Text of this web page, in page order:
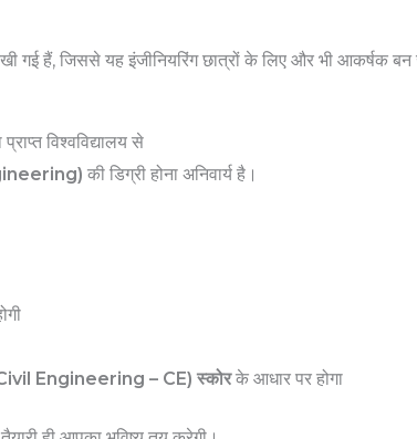
गई हैं, जिससे यह इंजीनियरिंग छात्रों के लिए और भी आकर्षक बन
विश्वविद्यालय से
की डिग्री होना अनिवार्य है।
Engineering – CE) स्कोरके आधार पर होगा